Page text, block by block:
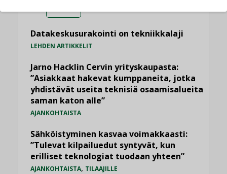
Datakeskusurakointi on tekniikkalaji
LEHDEN ARTIKKELIT
Jarno Hacklin Cervin yrityskaupasta:
”Asiakkaat hakevat kumppaneita, jotka
yhdistävät useita teknisiä osaamisalueita
saman katon alle”
AJANKOHTAISTA
Sähköistyminen kasvaa voimakkaasti:
”Tulevat kilpailuedut syntyvät, kun
erilliset teknologiat tuodaan yhteen”
AJANKOHTAISTA, TILAAJILLE